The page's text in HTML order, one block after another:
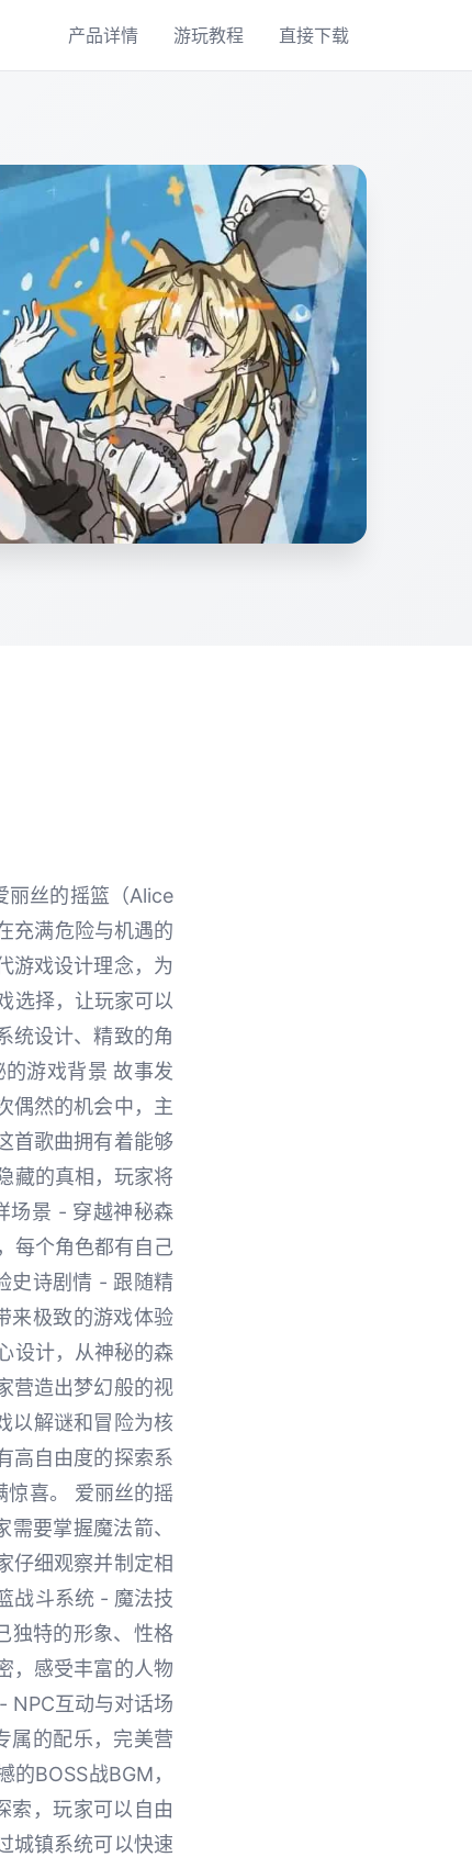
产品详情 游玩教程 直接下载
丽丝的摇篮（Alice
充满危险与机遇的
游戏设计理念，为
选择，让玩家可以
统设计、精致的角
游戏背景 故事发
偶然的机会中，主
首歌曲拥有着能够
藏的真相，玩家将
场景 - 穿越神秘森
每个角色都有自己
史诗剧情 - 跟随精
来极致的游戏体验
设计，从神秘的森
营造出梦幻般的视
以解谜和冒险为核
高自由度的探索系
惊喜。 爱丽丝的摇
要掌握魔法箭、
仔细观察并制定相
战斗系统 - 魔法技
独特的形象、性格
，感受丰富的人物
NPC互动与对话场
属的配乐，完美营
BOSS战BGM，
索，玩家可以自由
城镇系统可以快速